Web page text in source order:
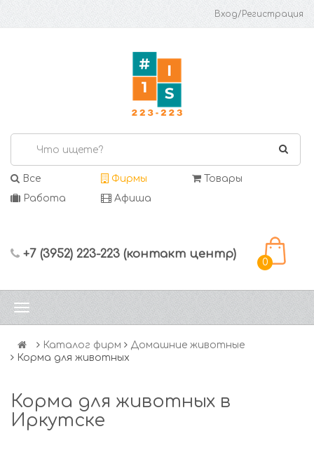
Вход/Регистрация
Все Фирмы
Товары
Работа
Афиша
+7 (3952) 223-223 (контакт центр)
0
Каталог фирм
Домашние животные
Корма для животных
Корма для животных в
Иркутске